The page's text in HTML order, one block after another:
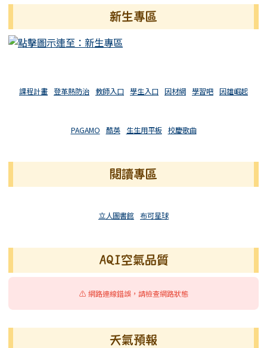
新生專區
課程計畫 登革熱防治 教師入口 學生入口 因材網 學習吧 因雄崛起
PAGAMO 酷英 生生用平板 校慶歌曲
閱讀專區
立人圖書館 布可星球
AQI空氣品質
⚠️ 網路連線錯誤，請檢查網路狀態
天氣預報